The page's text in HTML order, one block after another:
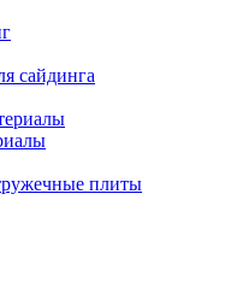
сайдинга
плиты